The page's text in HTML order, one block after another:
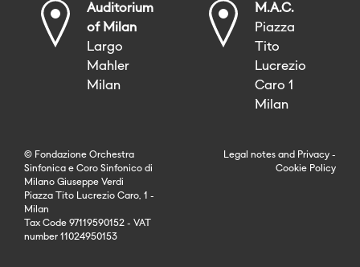
Auditorium
of Milan
Largo
Mahler
Milan
M.A.C.
Piazza
Tito
Lucrezio
Caro 1
Milan
© Fondazione Orchestra
Sinfonica e Coro Sinfonico di
Milano Giuseppe Verdi
Piazza Tito Lucrezio Caro, 1 -
Milan
Tax Code 97119590152 - VAT
number 11024950153
Legal notes and Privacy -
Cookie Policy